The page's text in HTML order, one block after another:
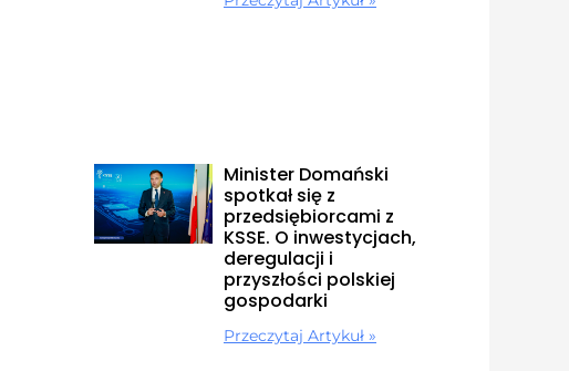
Minister Domański
spotkał się z
przedsiębiorcami z
KSSE. O inwestycjach,
deregulacji i
przyszłości polskiej
gospodarki
Przeczytaj Artykuł »